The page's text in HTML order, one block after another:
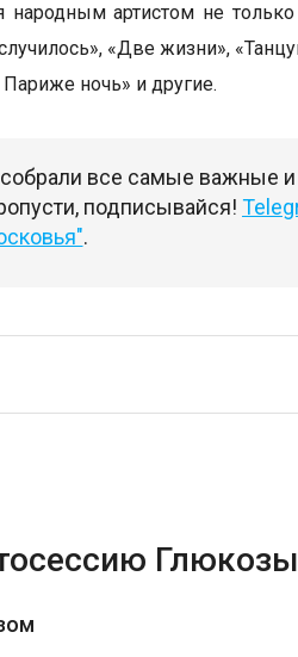
народным артистом не
«Две жизни»,
ночь» и другие.
все самые важные
подписывайся!
.
Глюкозы